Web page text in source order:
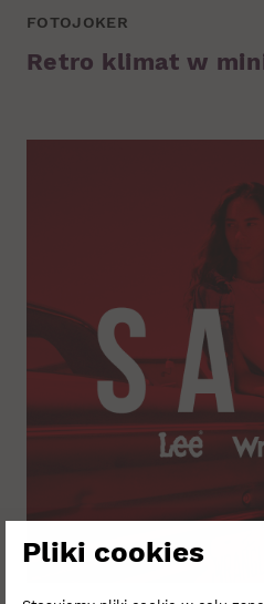
FOTOJOKER
Retro klimat w
Pliki cookies